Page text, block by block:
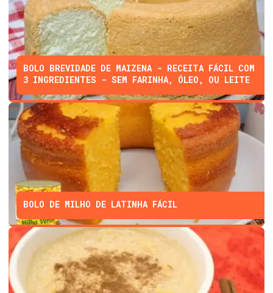
BOLO BREVIDADE DE MAIZENA - RECEITA FÁCIL COM
3 INGREDIENTES - SEM FARINHA, ÓLEO, OU LEITE
BOLO DE MILHO DE LATINHA FÁCIL